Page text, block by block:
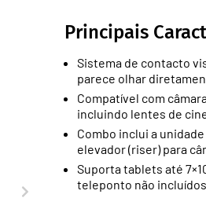
Principais
Sistema de contacto
parece olhar
Compatível com
incluindo lentes de
Combo inclui a
elevador (riser) para
Suporta tablets até
teleponto não